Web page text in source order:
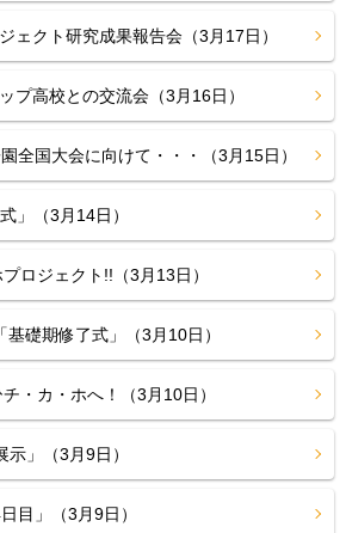
ェクト研究成果報告会（3月17日）
プ高校との交流会（3月16日）
全国大会に向けて・・・（3月15日）
」（3月14日）
ロジェクト!!（3月13日）
礎期修了式」（3月10日）
・カ・ホへ！（3月10日）
」（3月9日）
目」（3月9日）